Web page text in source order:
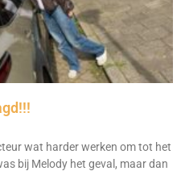
wat harder werken om tot het
bij Melody het geval, maar dan